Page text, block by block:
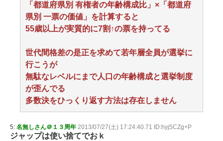
「都道府県別 有権者の年齢構成比」×「都道府
県別 一票の価値」を計算すると
55歳以上が実質的に7割↑の票を持ってる
世代間格差の是正を求めて若年層全員が選挙に
行こうが
無駄なレベルにまで人口の年齢構成と選挙制度
が歪んでる
多数決をひっくり返す方法は存在しません
5: 名無しさん＠１３周年 2013/07/27(土) 17:24:40.71 ID:hyj5CZg+P
ジャップは使い捨てでおｋ